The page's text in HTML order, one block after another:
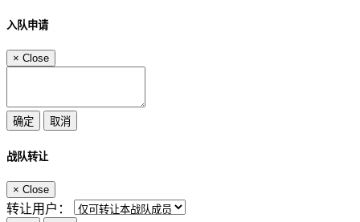
入队申请
× Close
战队转让
× Close
转让用户：